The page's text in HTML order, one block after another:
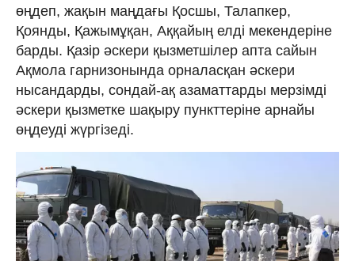
өңдеп, жақын маңдағы Қосшы, Талапкер,
Қоянды, Қажымұқан, Аққайың елді мекендеріне
барды. Қазір әскери қызметшілер апта сайын
Ақмола гарнизонында орналасқан әскери
нысандарды, сондай-ақ азаматтарды мерзімді
әскери қызметке шақыру пункттеріне арнайы
өңдеуді жүргізеді.